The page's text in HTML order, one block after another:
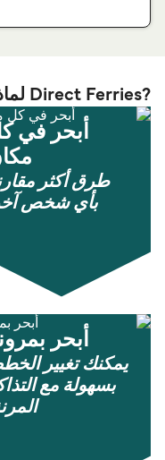
أبحر في كل
مكان
طرق أكثر مقارنة
بأي شخص آخر.
أبحر بمرونة
يمكنك تغيير الخطط
بسهولة مع التذاكر
المرنة.